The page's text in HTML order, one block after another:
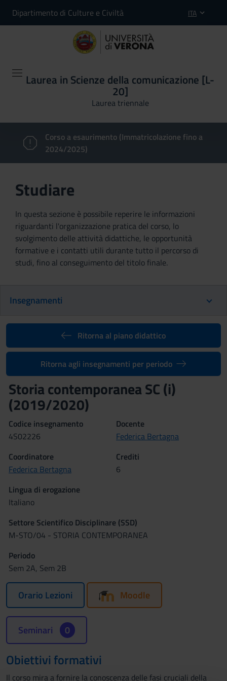
Dipartimento di Culture e Civiltà ITA
Laurea in Scienze della comunicazione [L-
20]
Laurea triennale
Corso a esaurimento (Immatricolazione fino a
2024/2025)
Studiare
In questa sezione è possibile reperire le informazioni
riguardanti l'organizzazione pratica del corso, lo
svolgimento delle attività didattiche, le opportunità
formative e i contatti utili durante tutto il percorso di
studi, fino al conseguimento del titolo finale.
Insegnamenti
Ritorna al piano didattico
Ritorna agli insegnamenti per periodo
Storia contemporanea SC (i)
(2019/2020)
Codice insegnamento
4S02226
Docente
Federica Bertagna
Coordinatore
Federica Bertagna
Crediti
6
Lingua di erogazione
Italiano
Settore Scientifico Disciplinare (SSD)
M-STO/04 - STORIA CONTEMPORANEA
Periodo
Sem 2A, Sem 2B
Orario Lezioni Moodle
Seminari 0
Obiettivi formativi
Il corso mira a fornire la conoscenza delle fasi cruciali della